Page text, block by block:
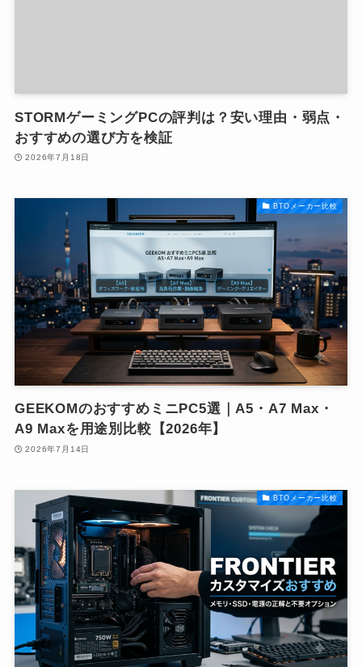
STORMゲーミングPCの評判は？安い理由・弱点・
おすすめの選び方を検証
2026年7月18日
BTOメーカー比較
GEEKOMのおすすめミニPC5選｜A5・A7 Max・
A9 Maxを用途別比較【2026年】
2026年7月14日
BTOメーカー比較